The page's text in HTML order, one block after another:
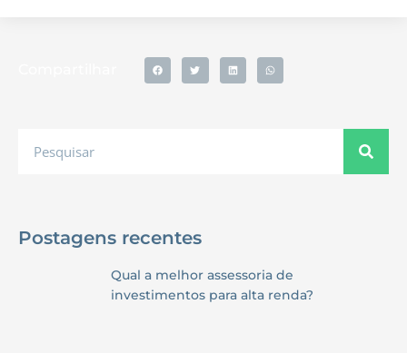
Postagens recentes
Qual a melhor assessoria de
investimentos para alta renda?